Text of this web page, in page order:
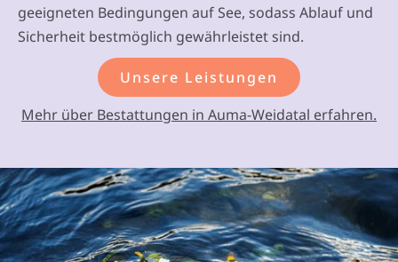
geeigneten Bedingungen auf See, sodass Ablauf und
Sicherheit bestmöglich gewährleistet sind.
Unsere Leistungen
Mehr über Bestattungen in Auma-Weidatal erfahren.